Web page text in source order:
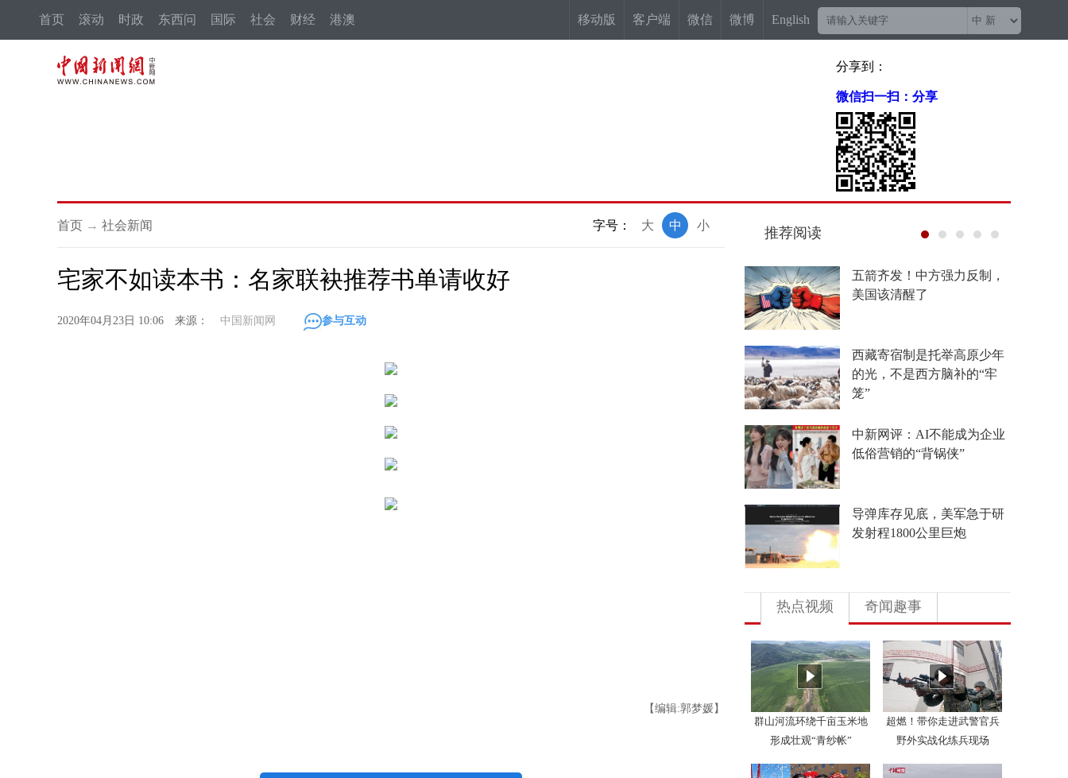
首页 滚动 时政 东西问 国际 社会 财经 港澳 移动版 客户端 微信 微博 English
分享到：
微信扫一扫：分享
首页 → 社会新闻 字号： 小
中
大
宅家不如读本书：名家联袂推荐书单请收好
2020年04月23日 10:06 来源： 中国新闻网 参与互动
【编辑:郭梦媛】
推荐阅读
五箭齐发！中方强力反制，
美国该清醒了
西藏寄宿制是托举高原少年
的光，不是西方脑补的“牢
笼”
中新网评：AI不能成为企业
低俗营销的“背锅侠”
导弹库存见底，美军急于研
发射程1800公里巨炮
热点视频 奇闻趣事
群山河流环绕千亩玉米地
形成壮观“青纱帐”
超燃！带你走进武警官兵
野外实战化练兵现场